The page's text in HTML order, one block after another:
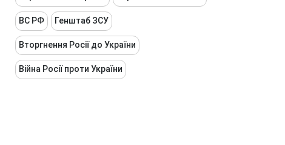
ВС РФ Генштаб ЗСУ
Вторгнення Росії до України
Війна Росії проти України